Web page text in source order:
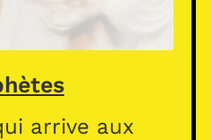
arrive aux